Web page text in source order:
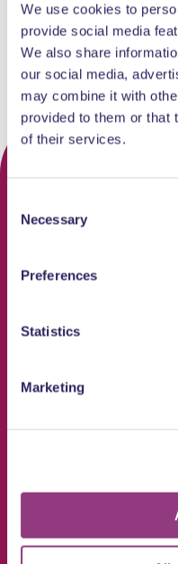
We use cookies to
provide social media
We also share
our social media,
may combine it with
provided to them or that
of their services.
Selection
Necessary
Preferences
Statistics
Marketing
Volg